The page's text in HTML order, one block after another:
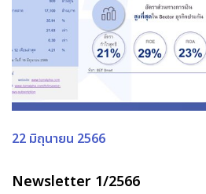
22 มิถุนายน 2566
Newsletter 1/2566